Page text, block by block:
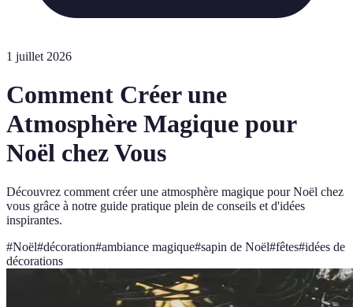
1 juillet 2026
Comment Créer une
Atmosphère Magique pour
Noël chez Vous
Découvrez comment créer une atmosphère magique pour Noël chez
vous grâce à notre guide pratique plein de conseils et d'idées
inspirantes.
#Noël#décoration#ambiance magique#sapin de Noël#fêtes#idées de
décorations